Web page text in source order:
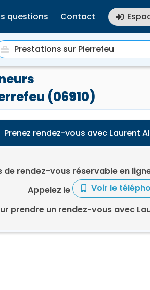
questions Contact
(06910)
Prenez rendez-vous avec Laurent
de rendez-vous réservable en
Appelez le
Voir le
prendre un rendez-vous avec